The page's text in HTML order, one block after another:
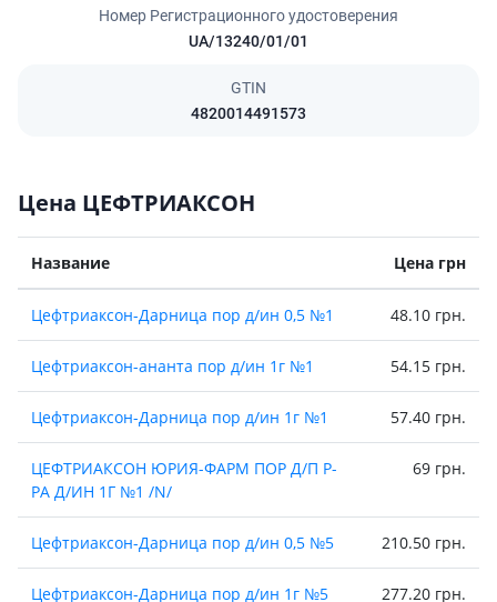
Номер Регистрационного удостоверения
UA/13240/01/01
GTIN
4820014491573
Цена ЦЕФТРИАКСОН
Название Цена грн
Цефтриаксон-Дарница пор д/ин 0,5 №1 48.10 грн.
Цефтриаксон-ананта пор д/ин 1г №1 54.15 грн.
Цефтриаксон-Дарница пор д/ин 1г №1 57.40 грн.
ЦЕФТРИАКСОН ЮРИЯ-ФАРМ ПОР Д/П Р-
РА Д/ИН 1Г №1 /N/
69 грн.
Цефтриаксон-Дарница пор д/ин 0,5 №5 210.50 грн.
Цефтриаксон-Дарница пор д/ин 1г №5 277.20 грн.